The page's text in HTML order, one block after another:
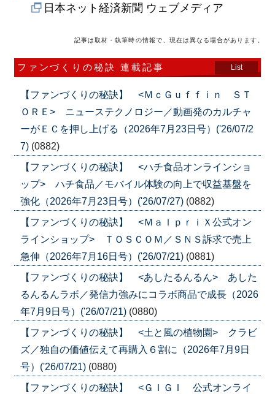
日本ネット経済新聞 ウェブメディア
記事は取材・執筆時の情報で、現在は異なる場合があります。
ファンづくりの秘訣 連載記事 List
【ファンづくりの秘訣】 <ＭｃＧｕｆｆｉｎ ＳＴ
ＯＲＥ> ニューステクノロジー／動画発のカルチャ
ーがＥＣを押し上げる（2026年7月23日号）('26/07/2
7) (0882)
【ファンづくりの秘訣】 <ハチ食品オンラインショ
ップ> ハチ食品／モバイル体験の向上で収益基盤を
強化（2026年7月23日号）('26/07/27) (0882)
【ファンづくりの秘訣】 <ＭａｌｐｒｉＸ公式オン
ラインショップ> ＴＯＳＣＯＭ／ＳＮＳ訴求で売上
急伸（2026年7月16日号）('26/07/21) (0881)
【ファンづくりの秘訣】 <あしたるんるん> あした
るんるんラボ／発信力強みにコラボ商品で成長（2026
年7月9日号）('26/07/21) (0880)
【ファンづくりの秘訣】 <土と風の植物園> クラビ
ズ／独自の価値伝えて再購入６割に（2026年7月9日
号）('26/07/21) (0880)
【ファンづくりの秘訣】 <ＧＩＧＩ 公式オンライ